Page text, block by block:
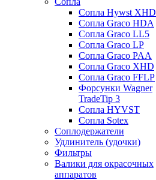
Сопла Hywst XHD
Сопла Graco HDA
Сопла Graco LL5
Сопла Graco LP
Сопла Graco PAA
Сопла Graco XHD
Сопла Graco FFLP
Форсунки Wagner
TradeTip 3
Сопла HYVST
Сопла Sotex
Соплодержатели
Удлинитель (удочки)
Фильтры
Валики для окрасочных
аппаратов